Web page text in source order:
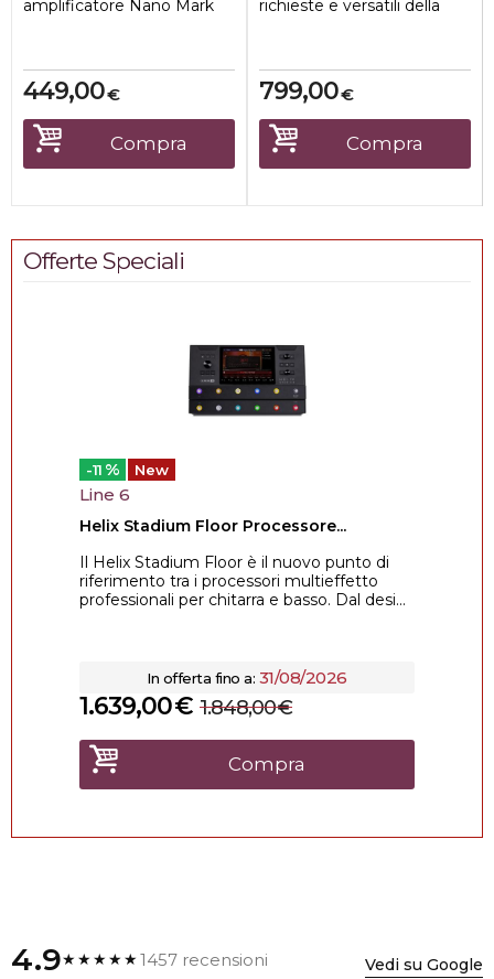
amplificatore Nano Mark
€
449,00
Compra
richieste e versatili della
€
799,00
Compra
Offerte Speciali
-11 % New
Line 6
Helix Stadium Floor Processore...
Il Helix Stadium Floor è il nuovo punto di
riferimento tra i processori multieffetto
professionali per chitarra e basso. Dal desi...
In offerta fino a: 31/08/2026
€
1.639,00 €
1.848,00
Compra
4.9★★★★★1457 recensioni Vedi su Google